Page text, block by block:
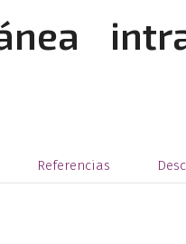
Referencias